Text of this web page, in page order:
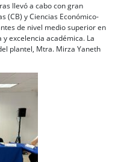
llevó a cabo con gran
(CB) y Ciencias Económico-
de nivel medio superior en
excelencia académica. La
plantel, Mtra. Mirza Yaneth